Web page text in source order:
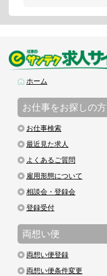
ホーム
お仕事をお探しの方
お仕事検索
最近見た求人
よくあるご質問
雇用形態について
相談会・登録会
登録受付
両想い便
両想い便登録
両想い便条件変更